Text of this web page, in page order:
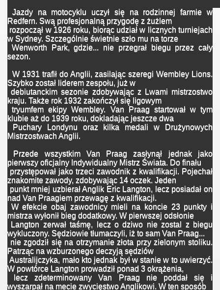
Jazdy na motocyklu uczył się na rodzinnej farmie w
Redfern. Swą profesjonalną przygodę z żużlem
rozpoczął w 1926 roku, biorąc udział w licznych turniejach
w Sydney. Szczególnie świetnie szło mu na torze
Wenworth Park, gdzie... nie przegrał biegu przez cały
sezon.
W 1931 trafił do Anglii, zasilając szeregi Wembley Lions.
Szybko został liderem zespołu, już w
debiutanckim sezonie zdobywając z Lwami mistrzostwo
kraju. Także rok 1932 zakończył się ligowym
tryumfem ekipy Wembley. Van Praag startował w tym
klubie aż do 1939 roku, dokladając jeszcze dwa
Puchary Londynu oraz kilka medali w Drużynowych
Mistrzostwach Anglii.
Przede wszystkim Van Praag zasłynął jednak jako
pierwszy oficjalny Indywidualny Mistrz Świata. Do finału
przystępował jako trzeci zawodnik z kwalifikacji. Pojechał
znakomite zawody, zdobywając 14 oczek. Jeden
punkt mniej uzbierał Anglik Eric Langton, lecz posiadał on
nad Van Praagiem przewagę z kwalifikacji.
W efekcie obaj zawodnicy mieli na koncie 23 punkty i
mistrza wyłonił bieg dodatkowy. W pierwszej odsłonie
Langton zerwał taśmę, lecz o dziwo nie zostal z biegu
wykluczony. Sędziowie tłumaczyli, iż to sam Van Praag...
nie zgodził się na otrzymanie złota przy zielonym stoliku.
Patrząc na wzburzonego deczyją sędziów
Australijczyka, mało kto jednak był w stanie w to uwierzyć.
W powtórce Langton prowadził ponad 3 okrążenia,
lecz zdeterminowany Van Praag nie poddał się i
wyszarpał na mecie zwycięstwo Anglikowi. W ten sposób